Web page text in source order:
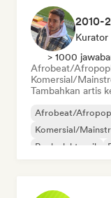
2010-
Kurator
> 1000
Afrobeat/Afropop
Komersial/
Tambahkan artis
Afrobeat/Afropop
Komersial/
Rock elektronik